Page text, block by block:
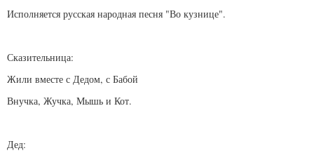
Исполняется русская народная песня "Во кузнице".
Сказительница:
Жили вместе с Дедом, с Бабой
Внучка, Жучка, Мышь и Кот.
Дед: